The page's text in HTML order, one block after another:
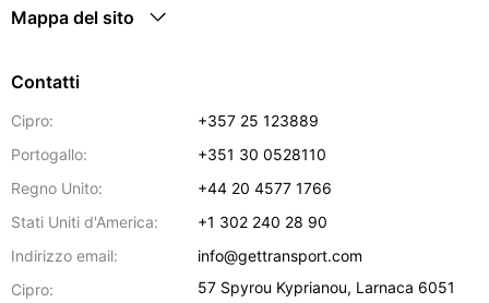
Mappa del sito
Contatti
Cipro:
+357 25 123889
Portogallo:
+351 30 0528110
Regno Unito:
+44 20 4577 1766
Stati Uniti d'America:
+1 302 240 28 90
Indirizzo email:
info@gettransport.com
Cipro:
57 Spyrou Kyprianou, Larnaca 6051